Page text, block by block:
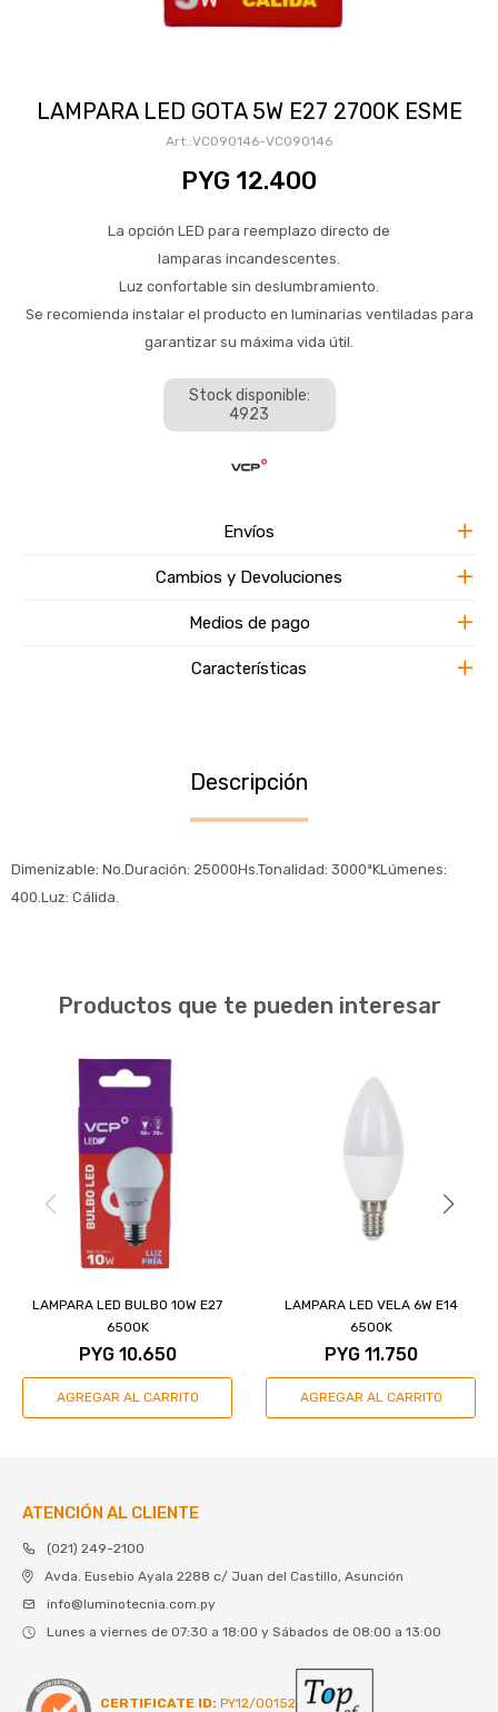
LAMPARA LED GOTA 5W E27 2700K ESME
VC090146-VC090146
PYG 12.400
La opción LED para reemplazo directo de
lamparas incandescentes.
Luz confortable sin deslumbramiento.
Se recomienda instalar el producto en luminarias ventiladas para
garantizar su máxima vida útil.
Stock disponible:
4923
Envíos
Cambios y Devoluciones
Medios de pago
Características
Descripción
Dimenizable: No.Duración: 25000Hs.Tonalidad: 3000ªKLúmenes:
400.Luz: Cálida.
Productos que te pueden interesar
LAMPARA LED BULBO 10W E27
6500K
PYG 10.650
LAMPARA LED VELA 6W E14
6500K
PYG 11.750
ATENCIÓN AL CLIENTE
(021) 249-2100
Avda. Eusebio Ayala 2288 c/ Juan del Castillo, Asunción
info@luminotecnia.com.py
Lunes a viernes de 07:30 a 18:00 y Sábados de 08:00 a 13:00
CERTIFICATE ID: PY12/00152